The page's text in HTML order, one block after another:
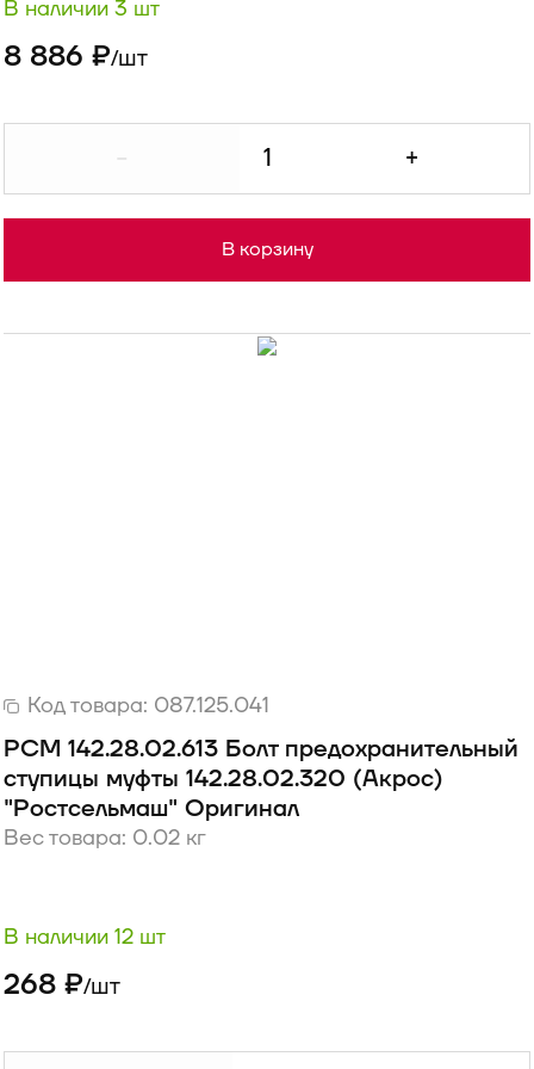
В наличии 3 шт
8 886 ₽/шт
+
В корзину
Код товара: 087.125.041
РСМ 142.28.02.613 Болт предохранительный
ступицы муфты 142.28.02.320 (Акрос)
"Ростсельмаш" Оригинал
Вес товара: 0.02 кг
В наличии 12 шт
268 ₽/шт